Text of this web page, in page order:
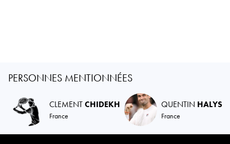
PERSONNES MENTIONNÉES
CLEMENTCHIDEKH
France
QUENTIN HALYS
France